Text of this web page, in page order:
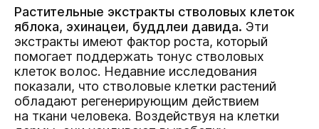
Растительные экстракты стволовых клеток
яблока, эхинацеи, буддлеи давида. Эти
экстракты имеют фактор роста, который
помогает поддержать тонус стволовых
клеток волос. Недавние исследования
показали, что стволовые клетки растений
обладают регенерирующим действием
на ткани человека. Воздействуя на клетки